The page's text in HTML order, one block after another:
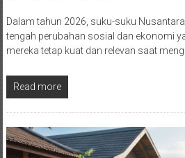
Dalam tahun 2026, suku-suku
tengah perubahan sosial dan ekonomi
mereka tetap kuat dan relevan saat
Read more